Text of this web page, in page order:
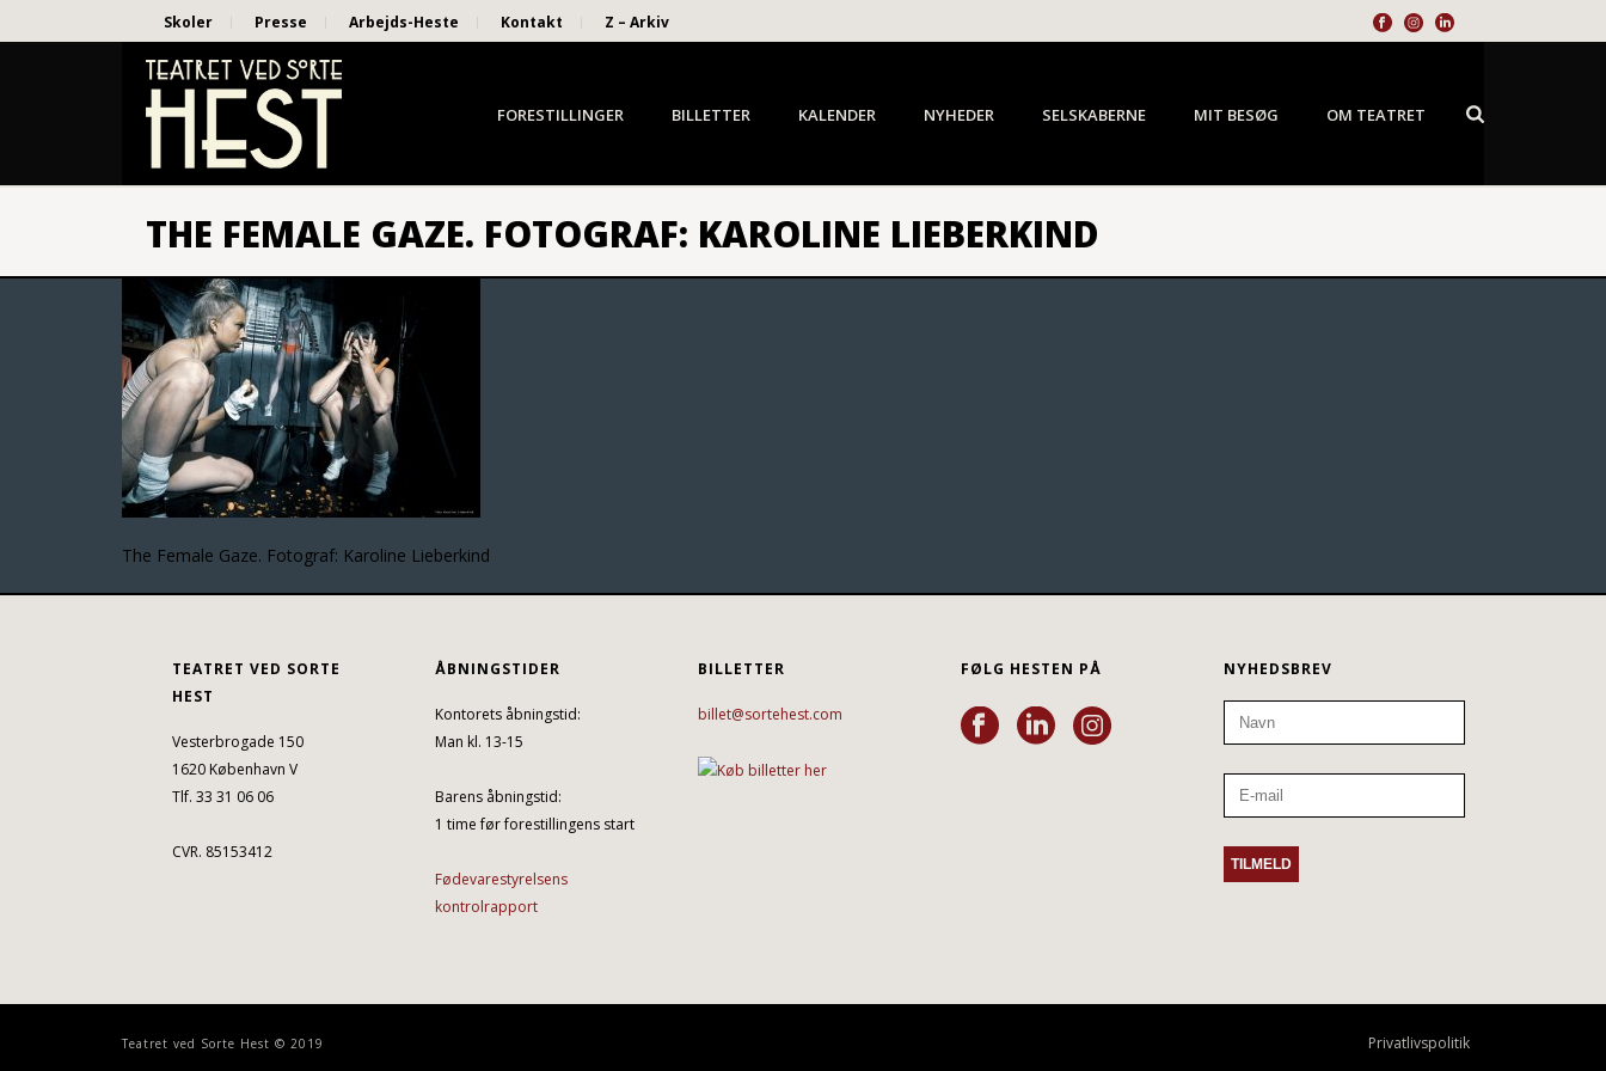
Skoler Presse Arbejds-Heste Kontakt Z – Arkiv
FORESTILLINGER BILLETTER KALENDER NYHEDER SELSKABERNE MIT BESØG OM TEATRET
THE FEMALE GAZE. FOTOGRAF: KAROLINE LIEBERKIND
The Female Gaze. Fotograf: Karoline Lieberkind
TEATRET VED SORTE
HEST
Vesterbrogade 150
1620 København V
Tlf. 33 31 06 06
CVR. 85153412
ÅBNINGSTIDER
Kontorets åbningstid:
Man kl. 13-15
Barens åbningstid:
1 time før forestillingens start
Fødevarestyrelsens
kontrolrapport
BILLETTER
billet@sortehest.com
FØLG HESTEN PÅ NYHEDSBREV
Teatret ved Sorte Hest © 2019 Privatlivspolitik